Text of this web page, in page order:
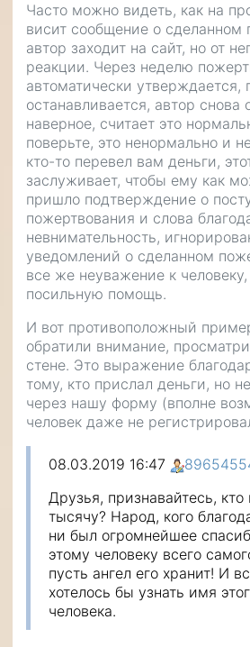
Часто можно видеть, как на
висит сообщение о сделанном
автор заходит на сайт, но от
реакции. Через неделю
автоматически утверждается,
останавливается, автор снова
наверное, считает это
поверьте, это ненормально и
кто-то перевел вам деньги,
заслуживает, чтобы ему как
пришло подтверждение о
пожертвования и слова
невнимательность,
уведомлений о сделанном
все же неуважение к
посильную помощь.
И вот противоположный
обратили внимание,
стене. Это выражение
тому, кто прислал деньги, но
через нашу форму (вполне
человек даже не
08.03.2019 16:47
Друзья, признавайтесь, кто
тысячу? Народ, кого
ни был огромнейшее
этому человеку всего
пусть ангел его хранит! И
хотелось бы узнать имя
человека.